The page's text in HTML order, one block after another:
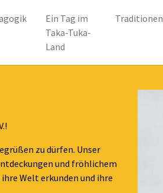
Ein Tag im
Taka-Tuka-
Land
Traditionen
zu dürfen. Unser
und fröhlichem
Welt erkunden und ihre